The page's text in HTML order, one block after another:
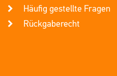
Häufig gestellte Fragen
Rückgaberecht